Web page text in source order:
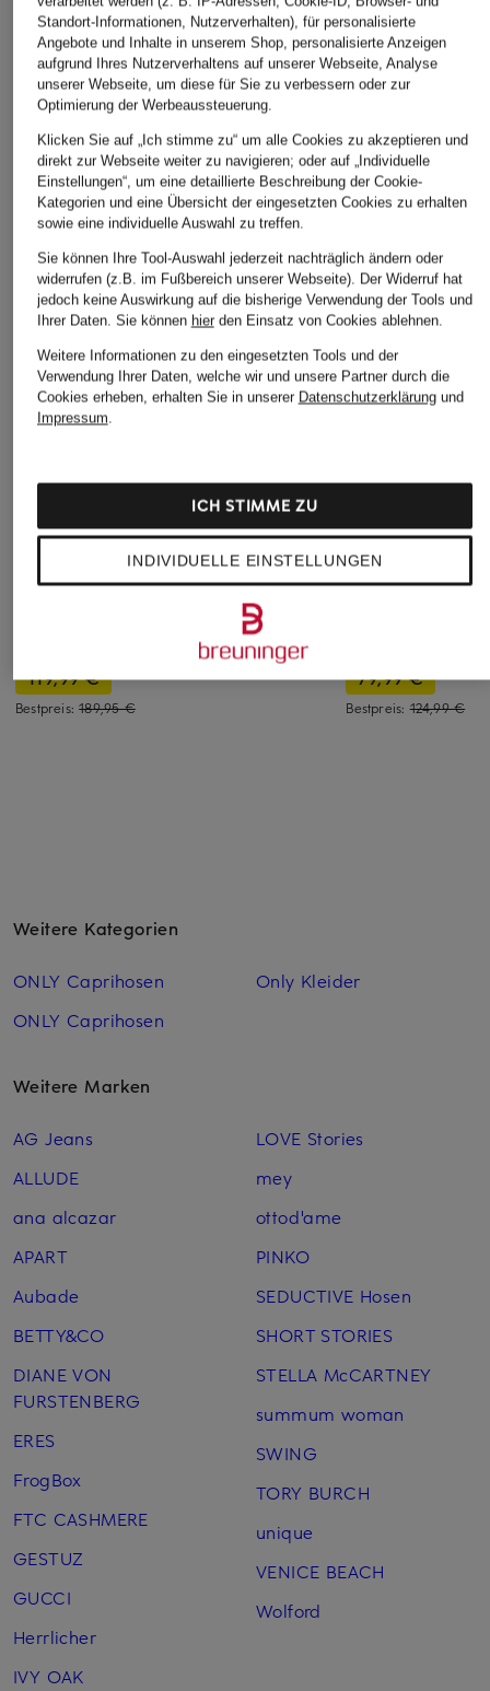
van Laack
119,99 €
Bestpreis:189,95 €
ICHI
Shorts IHLINNO mit
34,95 €
MAJESTIC
79,99 €
Bestpreis:124,99 €
Weitere Kategorien
ONLY Caprihosen
ONLY Caprihosen
Only Kleider
Weitere Marken
AG Jeans
ALLUDE
ana alcazar
APART
Aubade
BETTY&CO
DIANE VON
FURSTENBERG
ERES
FrogBox
FTC CASHMERE
GESTUZ
GUCCI
Herrlicher
IVY OAK
LOVE Stories
mey
ottod'ame
PINKO
SEDUCTIVE Hosen
SHORT STORIES
STELLA McCARTNEY
summum woman
SWING
TORY BURCH
unique
VENICE BEACH
Wolford
Standort-Informationen, Nutzerverhalten), für personalisierte
Angebote und Inhalte in unserem Shop, personalisierte Anzeigen
aufgrund Ihres Nutzerverhaltens auf unserer Webseite, Analyse
unserer Webseite, um diese für Sie zu verbessern oder zur
Optimierung der Werbeaussteuerung.
Klicken Sie auf „Ich stimme zu“ um alle Cookies zu akzeptieren und
direkt zur Webseite weiter zu navigieren; oder auf „Individuelle
Einstellungen“, um eine detaillierte Beschreibung der Cookie-
Kategorien und eine Übersicht der eingesetzten Cookies zu erhalten
sowie eine individuelle Auswahl zu treffen.
Sie können Ihre Tool-Auswahl jederzeit nachträglich ändern oder
widerrufen (z.B. im Fußbereich unserer Webseite). Der Widerruf hat
jedoch keine Auswirkung auf die bisherige Verwendung der Tools und
Ihrer Daten. Sie können hierden Einsatz von Cookies ablehnen.
Weitere Informationen zu den eingesetzten Tools und der
Verwendung Ihrer Daten, welche wir und unsere Partner durch die
Cookies erheben, erhalten Sie in unserer Datenschutzerklärungund
Impressum.
INDIVIDUELLE EINSTELLUNGEN
ICH STIMME ZU